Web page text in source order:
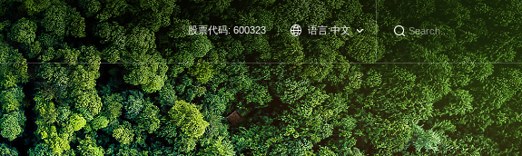
股票代码: 600323 语言:中文